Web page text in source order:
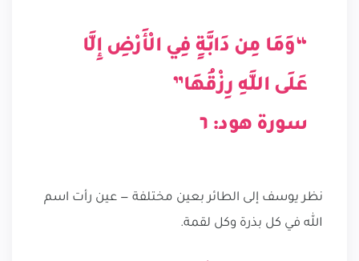
“وَمَا مِن دَابَّةٍ فِي الْأَرْضِ إِلَّا
عَلَى اللَّهِ رِزْقُهَا”
سورة هود: ٦
نظر يوسف إلى الطائر بعين مختلفة — عين رأت اسم
الله في كل بذرة وكل لقمة.